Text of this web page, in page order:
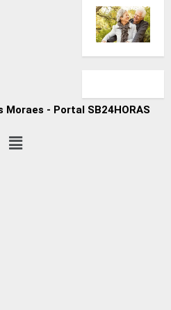
Moraes - Portal SB24HORAS